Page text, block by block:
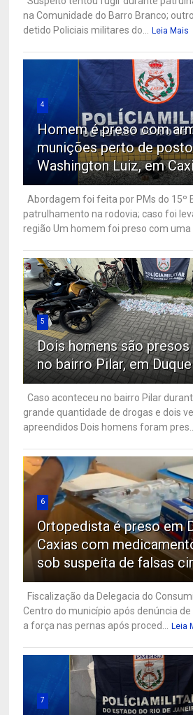
na Comunidade do Barro Branco;
detido Policiais militares do...
Leia Mais
4
Homem é preso com
munições perto de
Washington Luiz, em
Abordagem foi feita por PMs do 15º
patrulhamento na rodovia; caso foi
região Um homem foi preso com uma
5
Dois homens são
no bairro Pilar, em
Caso aconteceu no bairro Pilar
grande quantidade de drogas e dois
apreendidos Dois homens foram pres...
6
Ortopedista é preso em
Caxias com
sob suspeita de falsas
Fiscalização da Delegacia do
Centro do município após denúncia
a força nas pernas após proced...
Leia
7